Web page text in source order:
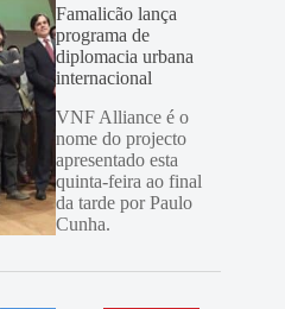
Famalicão lança
programa de
diplomacia urbana
internacional
VNF Alliance é o
nome do projecto
apresentado esta
quinta-feira ao final
da tarde por Paulo
Cunha.